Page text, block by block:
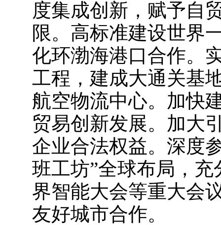
度集成创新，赋予自
限。高标准建设世界
化环渤海港口合作。
工程，建成大通关基
航空物流中心。加快
贸易创新发展。加大
企业合法权益。深度
班工坊”全球布局，
界智能大会等重大会
友好城市合作。